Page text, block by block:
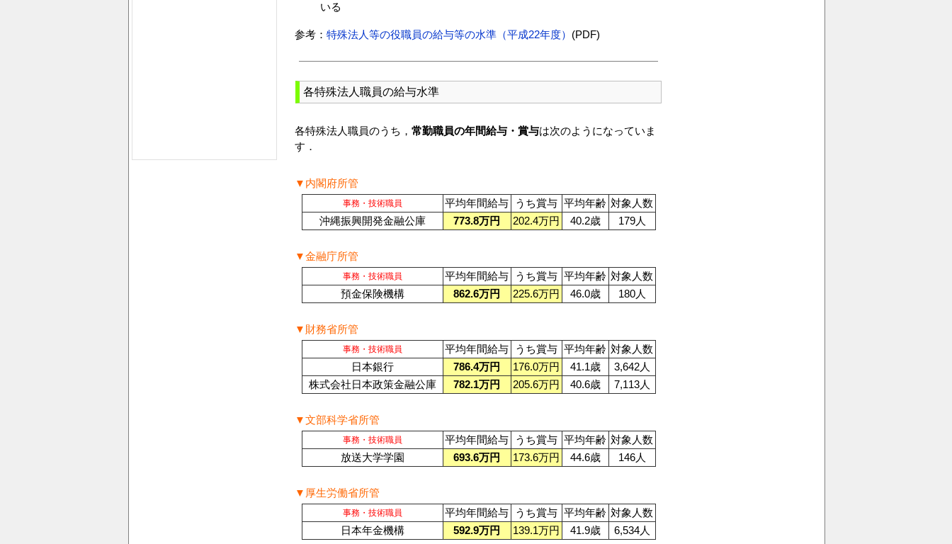
いる
参考： 特殊法人等の役職員の給与等の水準（平成22年度） (PDF)
各特殊法人職員の給与水準
各特殊法人職員のうち， 常勤職員の年間給与・賞与は次のようになっていま
す．
▼内閣府所管
事務・技術職員 平均年間給与 うち賞与 平均年齢 対象人数
沖縄振興開発金融公庫
773.8万円 202.4万円 40.2歳 179人
▼金融庁所管
事務・技術職員 平均年間給与 うち賞与 平均年齢 対象人数
預金保険機構
862.6万円 225.6万円 46.0歳 180人
▼財務省所管
事務・技術職員 平均年間給与 うち賞与 平均年齢 対象人数
日本銀行
786.4万円 176.0万円 41.1歳
3,642人
株式会社日本政策金融公庫
782.1万円 205.6万円 40.6歳 7,113人
▼文部科学省所管
事務・技術職員 平均年間給与 うち賞与 平均年齢 対象人数
放送大学学園
693.6万円 173.6万円 44.6歳 146人
▼厚生労働省所管
事務・技術職員 平均年間給与 うち賞与 平均年齢 対象人数
日本年金機構
592.9万円 139.1万円 41.9歳 6,534人